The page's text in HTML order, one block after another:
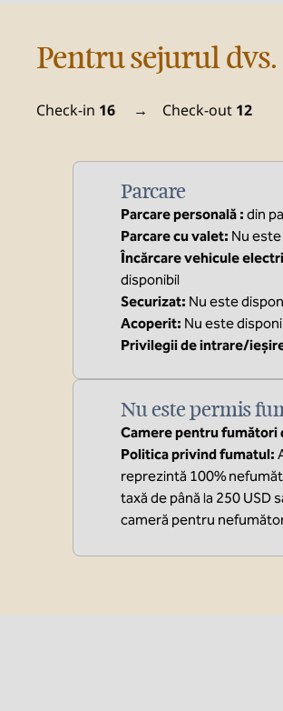
Pentru sejurul dvs.
Check-in 16 → Check-out 12
Parcare
Parcare personală : din
Parcare cu valet: Nu
Încărcare vehicule
disponibil
Securizat: Nu este
Acoperit: Nu este
Privilegii de intrare/
Nu este permis
Camere pentru fumători
Politica privind fumatul:
reprezintă 100%
taxă de până la 250 USD
cameră pentru